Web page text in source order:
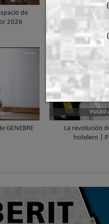
de
2026
reinventan los
GENEBRE
La revolución
hotelero |